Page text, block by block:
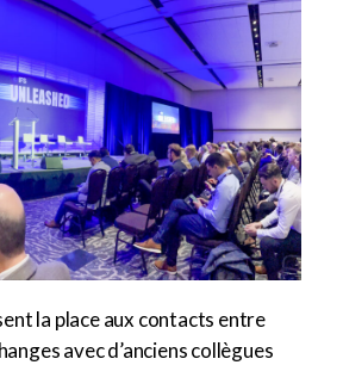
la place aux contacts entre
avec d’anciens collègues